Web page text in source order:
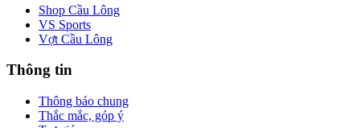
Shop Cầu Lông
VS Sports
Vợt Cầu Lông
Thông tin
Thông báo chung
Thắc mắc, góp ý